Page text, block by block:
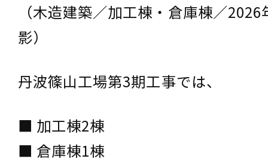
（木造建築／加工棟・倉庫棟／
影）
丹波篠山工場第3期工事では、
■ 加工棟2棟
■ 倉庫棟1棟